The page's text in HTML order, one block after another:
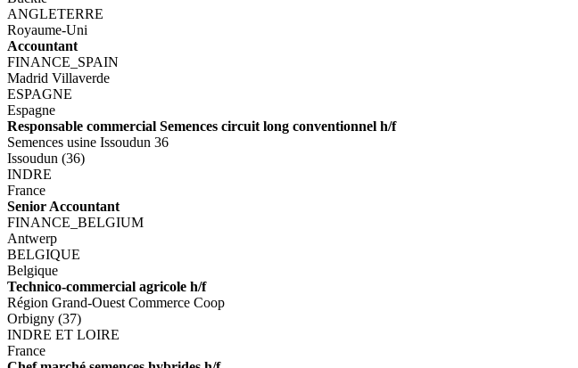
ANGLETERRE
Royaume-Uni
Accountant
FINANCE_SPAIN
Madrid Villaverde
ESPAGNE
Espagne
Responsable commercial Semences circuit long conventionnel h/f
Semences usine Issoudun 36
Issoudun (36)
INDRE
France
Senior Accountant
FINANCE_BELGIUM
Antwerp
BELGIQUE
Belgique
Technico-commercial agricole h/f
Région Grand-Ouest Commerce Coop
Orbigny (37)
INDRE ET LOIRE
France